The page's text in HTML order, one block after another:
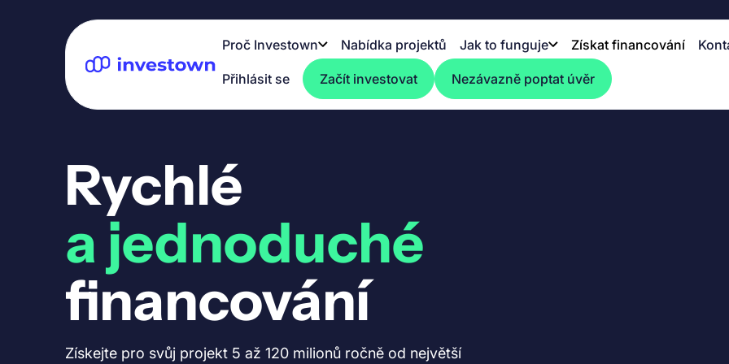
Proč Investown Nabídka projektů Jak to funguje Získat financování
Přihlásit se Začít investovat Nezávazně poptat úvěr
Rychlé
a jednoduché
financování
Získejte pro svůj projekt 5 až 120 milionů ročně od největší